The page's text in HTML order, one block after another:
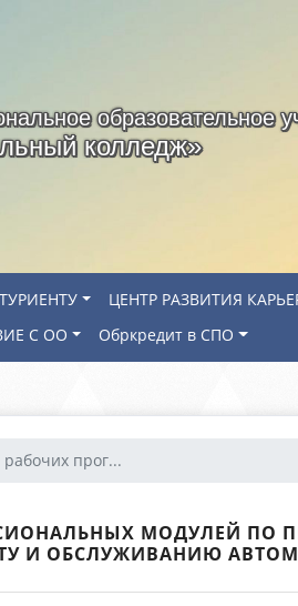
образовательное
колледж»
ЦЕНТР РАЗВИТИЯ
С ОО Обркредит в СПО
прог...
МОДУЛЕЙ ПО
И ОБСЛУЖИВАНИЮ